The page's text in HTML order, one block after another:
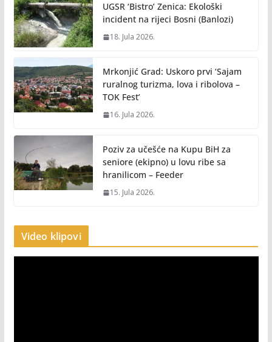
UGSR ‘Bistro’ Zenica: Ekološki
incident na rijeci Bosni (Banlozi)
18. Jula 2026.
Mrkonjić Grad: Uskoro prvi ‘Sajam
ruralnog turizma, lova i ribolova –
TOK Fest’
16. Jula 2026.
Poziv za učešće na Kupu BiH za
seniore (ekipno) u lovu ribe sa
hranilicom – Feeder
15. Jula 2026.
Video klipovi